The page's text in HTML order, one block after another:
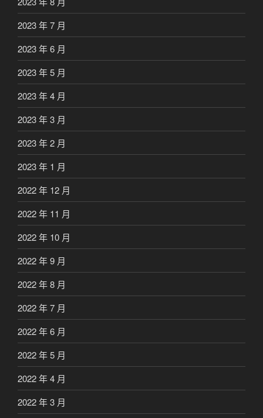
2023 年 7 月
2023 年 6 月
2023 年 5 月
2023 年 4 月
2023 年 3 月
2023 年 2 月
2023 年 1 月
2022 年 12 月
2022 年 11 月
2022 年 10 月
2022 年 9 月
2022 年 8 月
2022 年 7 月
2022 年 6 月
2022 年 5 月
2022 年 4 月
2022 年 3 月